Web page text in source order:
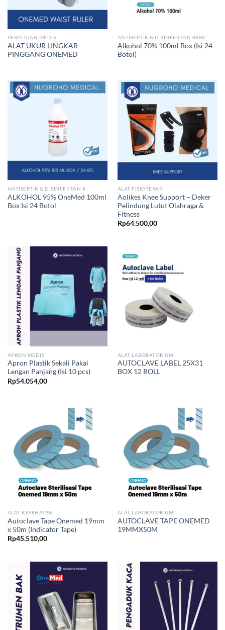
PERALATAN MEDIS
ALAT UKUR LINGKAR
PINGGANG ONEMED
ANTISEPTIK & DISINFEKTAN 8888
Alkohol 70% 100ml Box (Isi 24
Botol)
ANTISEPTIK & DISINFEKTAN 8
ALKOHOL 95% OneMed 100ml
Box Isi 24 Botol
ALAT FISIOTERAPI
Aolikes Knee Support – Deker
Pelindung Lutut Olahraga &
Fitness
Rp64.500,00
APRON MEDIS
Apron Plastik Sekali Pakai
Lengan Panjang (Isi 10 pcs)
Rp54.054,00
ALAT LABORATORIUM
AUTOCLAVE LABEL 25X31
BOX 12 ROLL
ALAT KESEHATAN
Autoclave Tape Onemed 19mm
x 50m (Indicator Tape)
Rp45.510,00
ALAT LABORATORIUM
AUTOCLAVE TAPE ONEMED
19MMX50M